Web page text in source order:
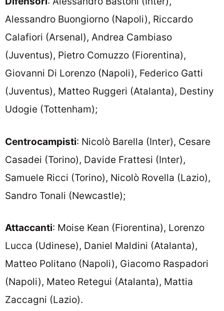
Alessandro Buongiorno (Napoli), Riccardo
Calafiori (Arsenal), Andrea Cambiaso
(Juventus), Pietro Comuzzo (Fiorentina),
Giovanni Di Lorenzo (Napoli), Federico Gatti
(Juventus), Matteo Ruggeri (Atalanta), Destiny
Udogie (Tottenham);
Centrocampisti: Nicolò Barella (Inter), Cesare
Casadei (Torino), Davide Frattesi (Inter),
Samuele Ricci (Torino), Nicolò Rovella (Lazio),
Sandro Tonali (Newcastle);
Attaccanti: Moise Kean (Fiorentina), Lorenzo
Lucca (Udinese), Daniel Maldini (Atalanta),
Matteo Politano (Napoli), Giacomo Raspadori
(Napoli), Mateo Retegui (Atalanta), Mattia
Zaccagni (Lazio).